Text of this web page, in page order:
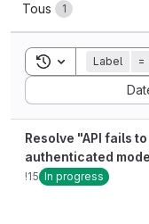
Tous 1
Toggle search
Label =
Sort by:
Resolve "API fails
authenticated
!15 In progress